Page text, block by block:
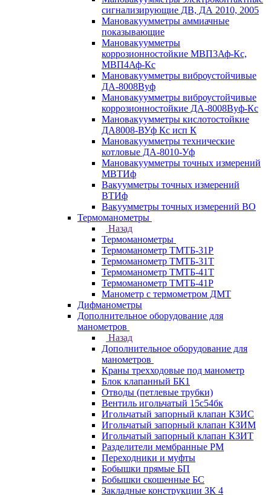
сигнализирующие ДВ, ДА 2010, 2005
Мановакуумметры аммиачные
показывающие
Мановакуумметры
коррозионностойкие МВП3Аф-Кс,
МВП4Аф-Кс
Мановакуумметры виброустойчивые
ДА-8008Вуф
Мановакуумметры виброустойчивые
коррозионностойкие ДА-8008Вуф-Кс
Мановакуумметры кислотостойкие
ДА8008-ВУф Кс исп К
Мановакуумметры технические
котловые ДА-8010-Уф
Мановакуумметры точных измерений
МВТИф
Вакуумметры точных измерений
ВТИф
Вакуумметры точных измерений ВО
Термоманометры
Назад
Термоманометры
Термоманометр ТМТБ-31Р
Термоманометр ТМТБ-31Т
Термоманометр ТМТБ-41Т
Термоманометр ТМТБ-41Р
Манометр с термометром ДМТ
Дифманометры
Дополнительное оборудование для
манометров
Назад
Дополнительное оборудование для
манометров
Краны трехходовые под манометр
Блок клапанный БК1
Отводы (петлевые трубки)
Вентиль игольчатый 15с54бк
Игольчатый запорный клапан КЗИС
Игольчатый запорный клапан КЗИМ
Игольчатый запорный клапан КЗИТ
Разделители мембранные РМ
Переходники и муфты
Бобышки прямые БП
Бобышки скошенные БС
Закладные конструкции ЗК 4